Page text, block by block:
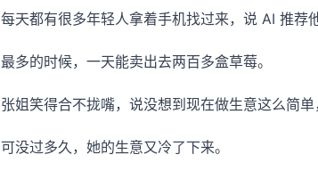
每天都有很多年轻人拿着手机找过来，说 AI 推荐
最多的时候，一天能卖出去两百多盒草莓。
张姐笑得合不拢嘴，说没想到现在做生意这么简单
可没过多久，她的生意又冷了下来。